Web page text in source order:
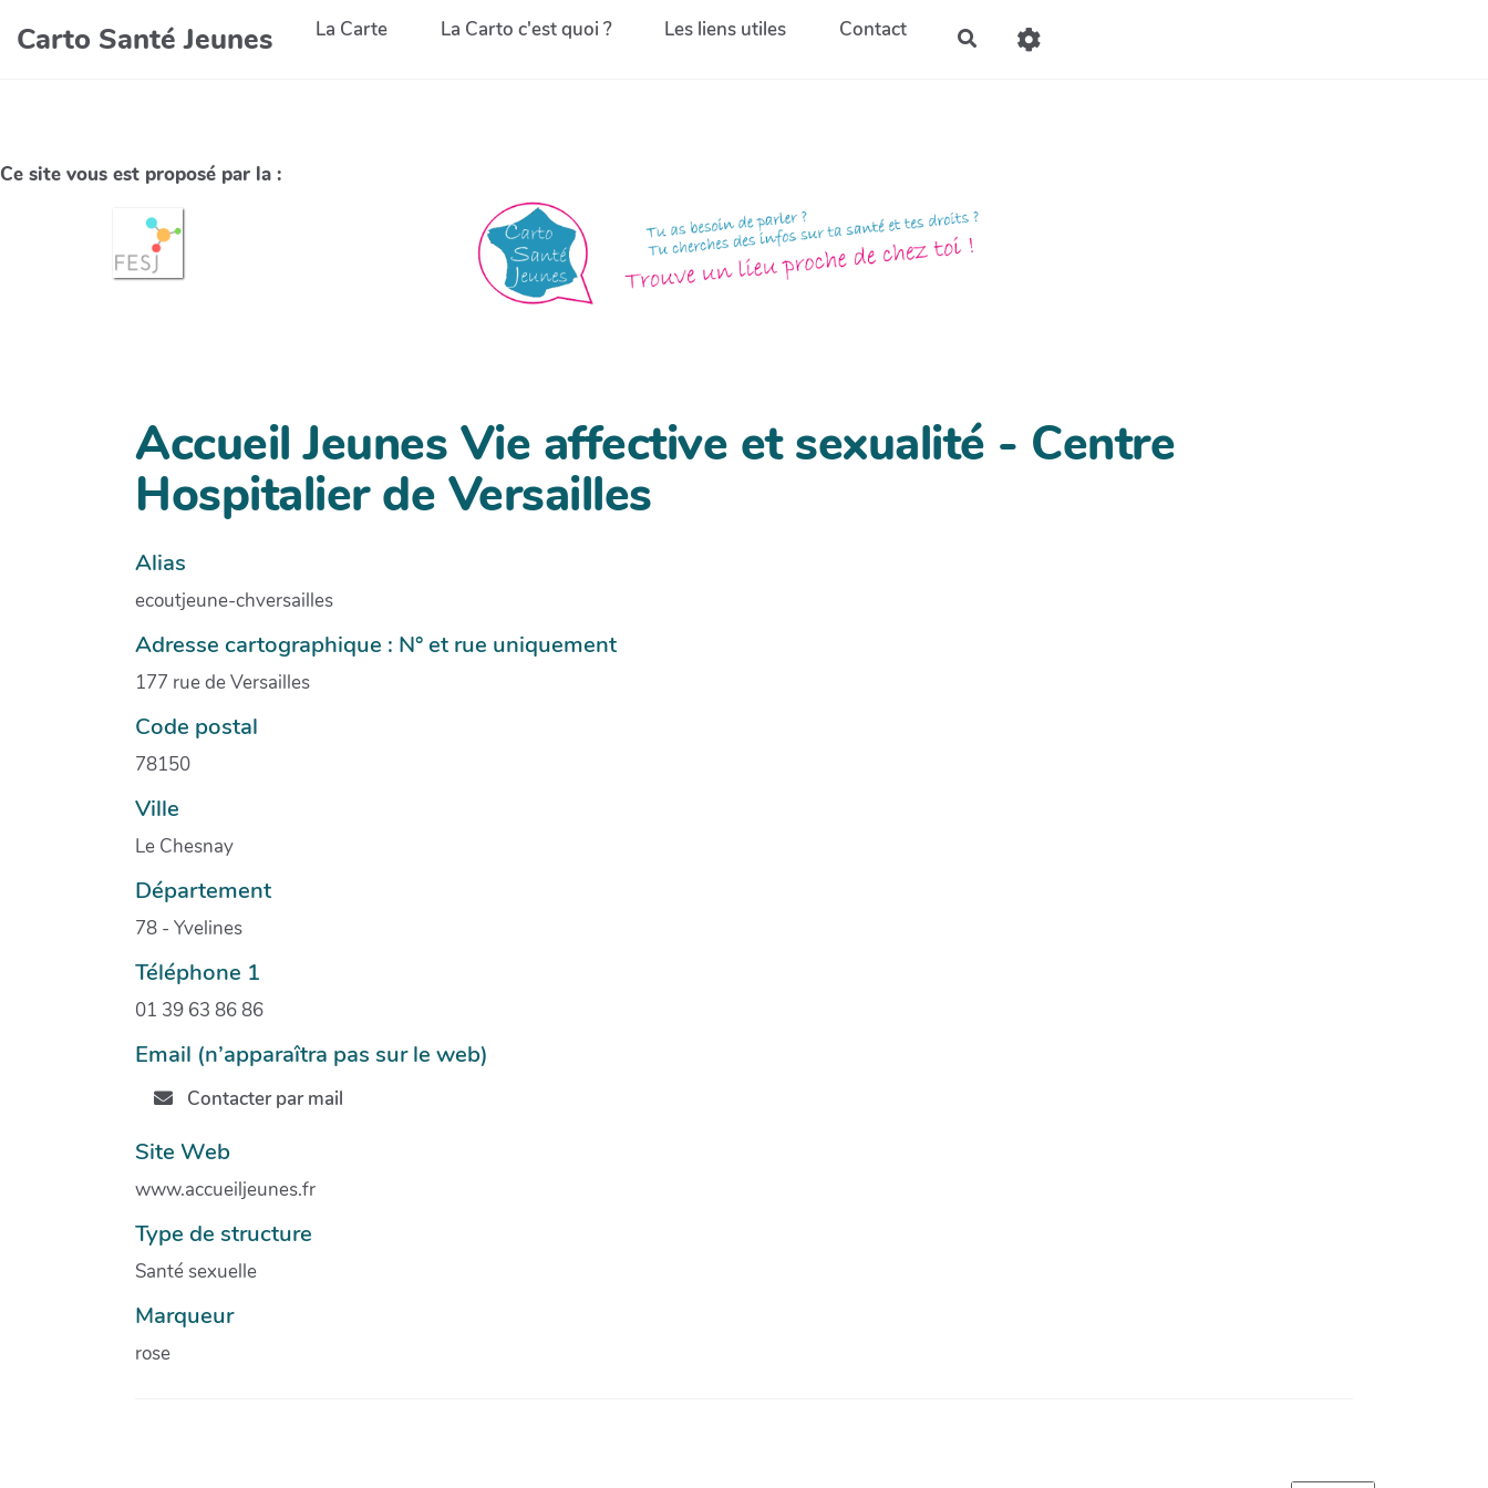
Carto Santé Jeunes La Carte La Carto c'est quoi ? Les liens utiles Contact
Ce site vous est proposé par la :
Accueil Jeunes Vie affective et sexualité - Centre
Hospitalier de Versailles
Alias
ecoutjeune-chversailles
Adresse cartographique : N° et rue uniquement
177 rue de Versailles
Code postal
78150
Ville
Le Chesnay
Département
78 - Yvelines
Téléphone 1
01 39 63 86 86
Email (n’apparaîtra pas sur le web)
Contacter par mail
Site Web
www.accueiljeunes.fr
Type de structure
Santé sexuelle
Marqueur
rose